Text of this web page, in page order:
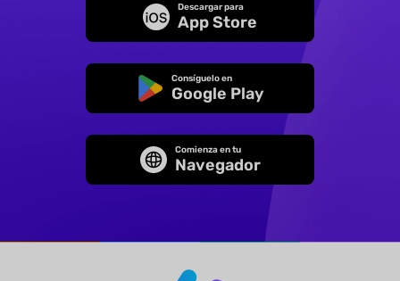
Descargar para
App Store
Consíguelo en
Google Play
Comienza en tu
Navegador